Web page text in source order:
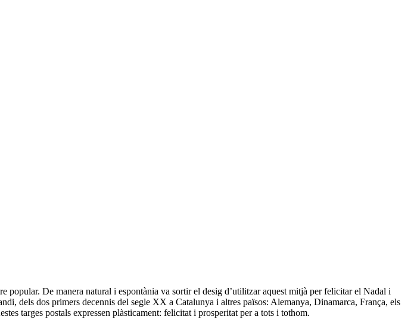
De manera natural i espontània va sortir el desig d’utilitzar aquest mitjà per felicitar el Nadal i
dels dos primers decennis del segle XX a Catalunya i altres països: Alemanya, Dinamarca, França, els
targes postals expressen plàsticament: felicitat i prosperitat per a tots i tothom.